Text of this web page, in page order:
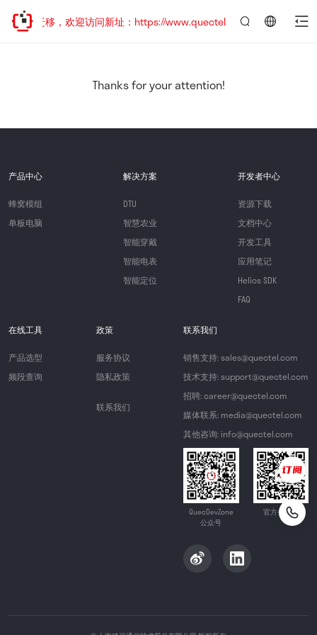
地址已迁移，欢迎访问新址：https://www.quectel.com.cn
Thanks for your attention!
产品中心
蜂窝模组
单板电脑
解决方案
DTU
智慧农业
智能穿戴
智能电表
智能定位
开发者中心
资源下载
文档中心
开发工具
应用笔记
Helios SDK
FAQ
在线工具
产品选型
频段查询
政策
服务协议
隐私政策
联系我们
联系我们
销售支持: sales@quectel.com
技术支持: support@quectel.com
招聘: career@quectel.com
媒体联系: media@quectel.com
其他咨询: info@quectel.com
QuecDevZone
公众号
官方公众号